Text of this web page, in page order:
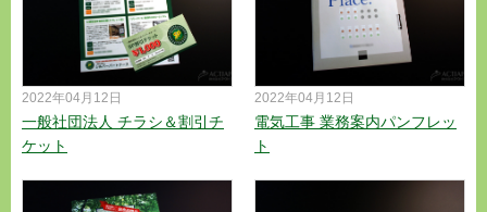
2022年04月12日
一般社団法人 チラシ＆割引チ
ケット
2022年04月12日
電気工事 業務案内パンフレッ
ト